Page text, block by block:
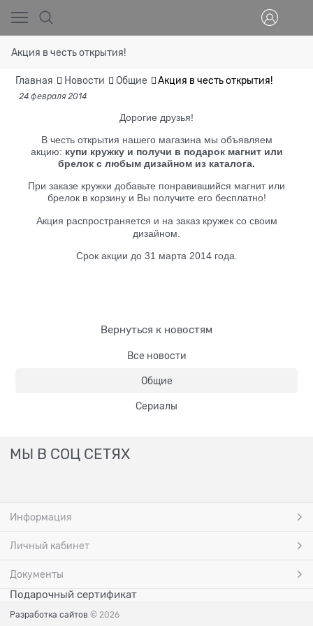
Акция в честь открытия!
Главная Новости Общие Акция в честь открытия!
24 февраля 2014
Дорогие друзья!
В честь открытия нашего магазина мы объявляем
акцию: купи кружку и получи в подарок магнит или
брелок с любым дизайном из каталога.
При заказе кружки добавьте понравившийся магнит или
брелок в корзину и Вы получите его бесплатно!
Акция распространяется и на заказ кружек со своим
дизайном.
Срок акции до 31 марта 2014 года.
Вернуться к новостям
Все новости
Общие
Сериалы
МЫ В СОЦ СЕТЯХ
Информация
Личный кабинет
Документы
Подарочный сертификат
Разработка сайтов © 2026